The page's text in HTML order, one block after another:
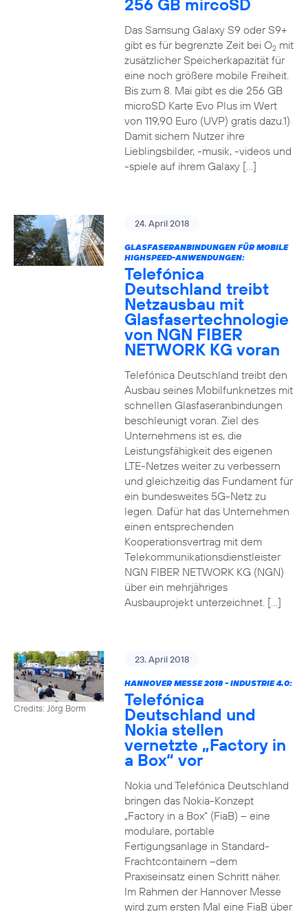
256 GB mircoSD
Das Samsung Galaxy S9 oder S9+
gibt es für begrenzte Zeit bei O2mit
zusätzlicher Speicherkapazität für
eine noch größere mobile Freiheit.
Bis zum 8. Mai gibt es die 256 GB
microSD Karte Evo Plus im Wert
von 119,90 Euro (UVP) gratis dazu.1)
Damit sichern Nutzer ihre
Lieblingsbilder, -musik, -videos und
-spiele auf ihrem Galaxy […]
24. April 2018
GLASFASERANBINDUNGEN FÜR MOBILE
HIGHSPEED-ANWENDUNGEN:
Telefónica
Deutschland treibt
Netzausbau mit
Glasfasertechnologie
von NGN FIBER
NETWORK KG voran
Telefónica Deutschland treibt den
Ausbau seines Mobilfunknetzes mit
schnellen Glasfaseranbindungen
beschleunigt voran. Ziel des
Unternehmens ist es, die
Leistungsfähigkeit des eigenen
LTE-Netzes weiter zu verbessern
und gleichzeitig das Fundament für
ein bundesweites 5G-Netz zu
legen. Dafür hat das Unternehmen
einen entsprechenden
Kooperationsvertrag mit dem
Telekommunikationsdienstleister
NGN FIBER NETWORK KG (NGN)
über ein mehrjähriges
Ausbauprojekt unterzeichnet. […]
Credits: Jörg Borm
23. April 2018
HANNOVER MESSE 2018 - INDUSTRIE 4.0:
Telefónica
Deutschland und
Nokia stellen
vernetzte „Factory in
a Box“ vor
Nokia und Telefónica Deutschland
bringen das Nokia-Konzept
„Factory in a Box“ (FiaB) – eine
modulare, portable
Fertigungsanlage in Standard-
Frachtcontainern –dem
Praxiseinsatz einen Schritt näher.
Im Rahmen der Hannover Messe
wird zum ersten Mal eine FiaB über